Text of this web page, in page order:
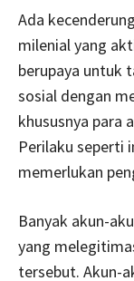
Ada
milenial yang
berupaya untuk
sosial dengan
khususnya para
Perilaku seperti
memerlukan
Banyak akun-
yang
tersebut. Akun-